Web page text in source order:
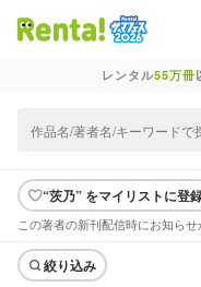
レンタル55万冊
“茨乃” をマイリストに登
この著者の新刊配信時にお知らせ
絞り込み